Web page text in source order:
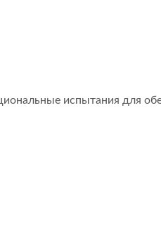
испытания для
FPC Внутри Мембранного